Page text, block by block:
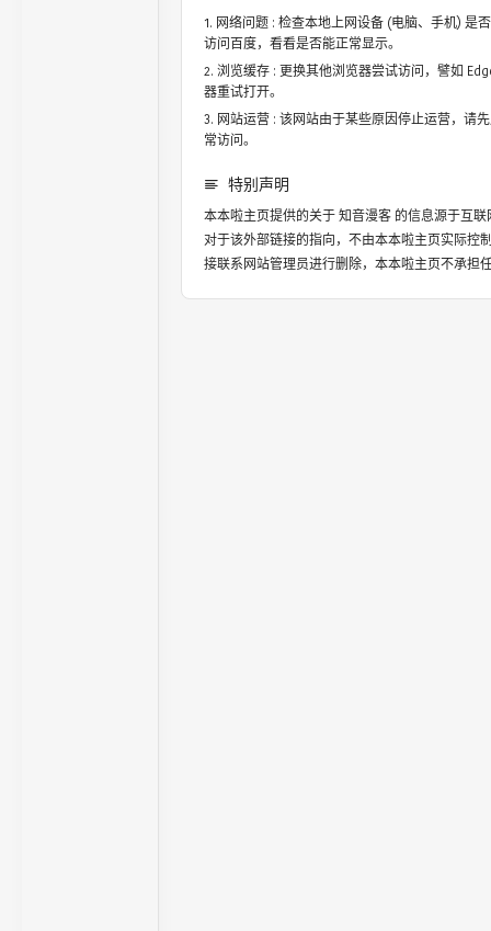
网络问题 : 检查本地上网设备 (电脑、手机) 是
访问百度，看看是否能正常显示。
浏览缓存 : 更换其他浏览器尝试访问，譬如
器重试打开。
网站运营 : 该网站由于某些原因停止运营，请
常访问。
特别声明
本本啦主页提供的关于知音漫客的信息源于互联
对于该外部链接的指向，不由本本啦主页实际控
接联系网站管理员进行删除，本本啦主页不承担